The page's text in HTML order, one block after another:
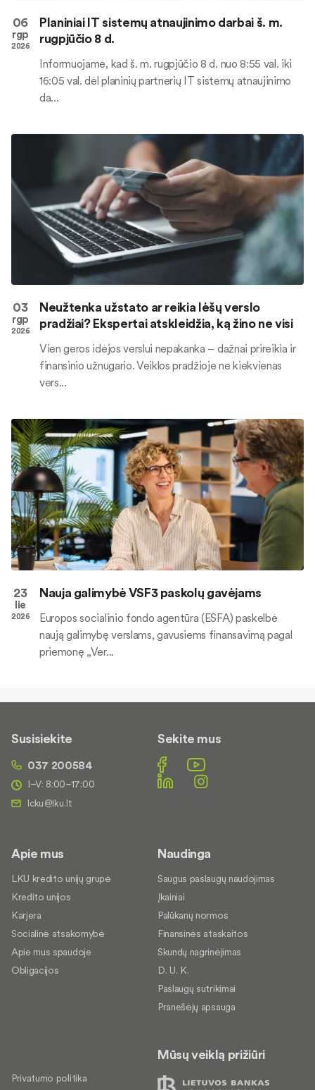
06
rgp
2026
Planiniai IT sistemų atnaujinimo darbai š. m.
rugpjūčio 8 d.
Informuojame, kad š. m. rugpjūčio 8 d. nuo 8:55 val. iki
16:05 val. dėl planinių partnerių IT sistemų atnaujinimo
da...
03
rgp
2026
Neužtenka užstato ar reikia lėšų verslo
pradžiai? Ekspertai atskleidžia, ką žino ne visi
Vien geros idėjos verslui nepakanka – dažnai prireikia ir
finansinio užnugario. Veiklos pradžioje ne kiekvienas
vers...
23
lie
2026
Nauja galimybė VSF3 paskolų gavėjams
Europos socialinio fondo agentūra (ESFA) paskelbė
naują galimybę verslams, gavusiems finansavimą pagal
priemonę „Ver...
Susisiekite
037 200584
I–V: 8:00–17:00
Sekite mus
Apie mus
LKU kredito unijų grupė
Kredito unijos
Karjera
Socialinė atsakomybė
Apie mus spaudoje
Obligacijos
Naudinga
Saugus paslaugų naudojimas
Įkainiai
Palūkanų normos
Finansinės ataskaitos
Skundų nagrinėjimas
D. U. K.
Paslaugų sutrikimai
Pranešėjų apsauga
Privatumo politika
Mūsų veiklą prižiūri